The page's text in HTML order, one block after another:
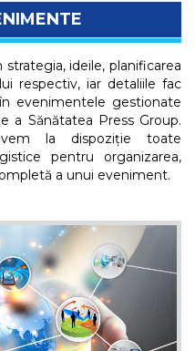
ideile, planificarea
respectiv, iar detaliile fac
evenimentele gestionate
a Sănătatea Press Group.
la dispoziție toate
pentru organizarea,
a unui eveniment.